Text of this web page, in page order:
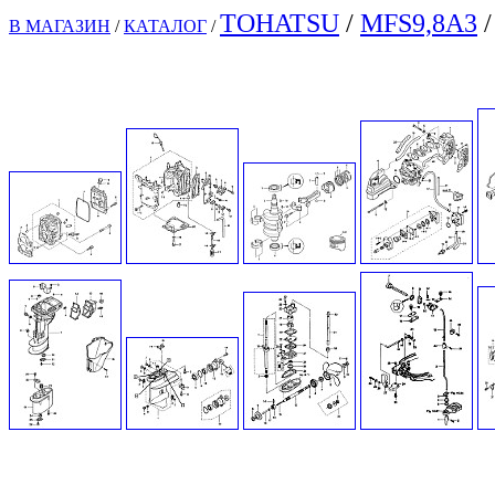
В МАГАЗИН / КАТАЛОГ /TOHATSU / MFS9,8A3